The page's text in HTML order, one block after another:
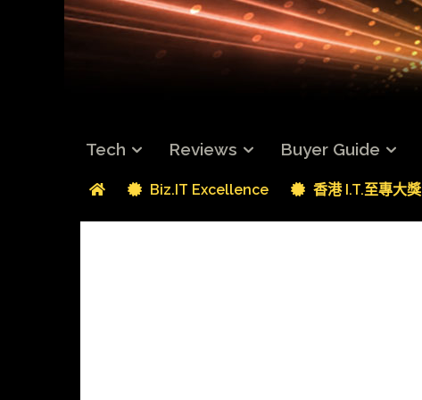
Tech Reviews Buyer Guide
Biz.IT Excellence 香港 I.T.至專大獎